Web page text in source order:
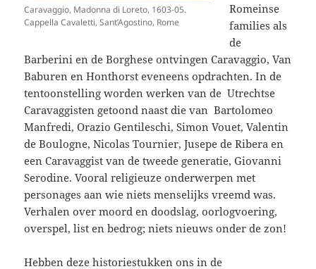
Caravaggio, Madonna di Loreto, 1603-05.
Cappella Cavaletti, Sant’Agostino, Rome
Romeinse
families als
de
Barberini en de Borghese ontvingen Caravaggio, Van
Baburen en Honthorst eveneens opdrachten. In de
tentoonstelling worden werken van de Utrechtse
Caravaggisten getoond naast die van Bartolomeo
Manfredi, Orazio Gentileschi, Simon Vouet, Valentin
de Boulogne, Nicolas Tournier, Jusepe de Ribera en
een Caravaggist van de tweede generatie, Giovanni
Serodine. Vooral religieuze onderwerpen met
personages aan wie niets menselijks vreemd was.
Verhalen over moord en doodslag, oorlogvoering,
overspel, list en bedrog; niets nieuws onder de zon!
Hebben deze historiestukken ons in de